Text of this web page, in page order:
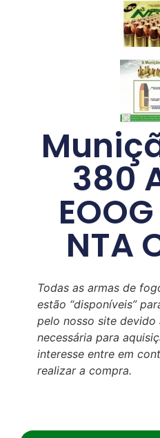
380
NTA
Todas as armas de
estão “disponíveis”
pelo nosso site devido
necessária para
interesse entre em
realizar a compra.